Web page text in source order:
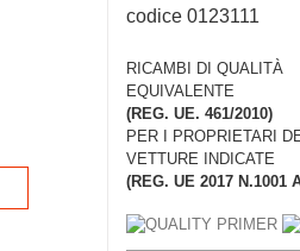
codice 0123111
RICAMBI DI QUALITÀ
EQUIVALENTE
(REG. UE. 461/2010)
PER I PROPRIETARI
VETTURE INDICATE
(REG. UE 2017 N.1001